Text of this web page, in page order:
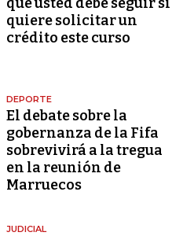
quiere solicitar un
crédito este curso
DEPORTE
El debate sobre la
gobernanza de la Fifa
sobrevivirá a la tregua
en la reunión de
Marruecos
JUDICIAL